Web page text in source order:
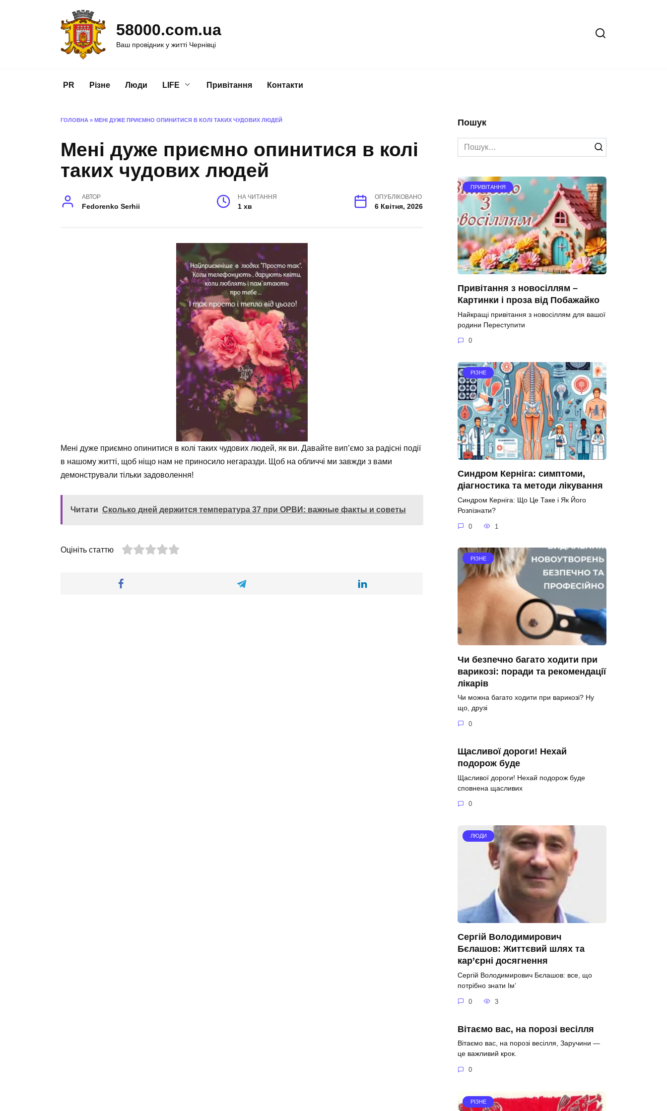
58000.com.ua
Ваш провідник у житті Чернівці
PR Різне Люди LIFE Привітання Контакти
ГОЛОВНА » МЕНІ ДУЖЕ ПРИЄМНО ОПИНИТИСЯ В КОЛІ ТАКИХ ЧУДОВИХ ЛЮДЕЙ
Мені дуже приємно опинитися в колі
таких чудових людей
АВТОР
Fedorenko Serhii
НА ЧИТАННЯ
1 хв
ОПУБЛІКОВАНО
6 Квітня, 2026
Мені дуже приємно опинитися в колі таких чудових людей, як ви. Давайте вип’ємо за радісні події
в нашому житті, щоб ніщо нам не приносило негаразди. Щоб на обличчі ми завжди з вами
демонстрували тільки задоволення!
Читати Сколько дней держится температура 37 при ОРВИ: важные факты и советы
Оцініть статтю
Пошук
Search
for:
ПРИВІТАННЯ
Привітання з новосіллям –
Картинки і проза від Побажайко
Найкращі привітання з новосіллям для вашої
родини Переступити
0
РІЗНЕ
Синдром Керніга: симптоми,
діагностика та методи лікування
Синдром Керніга: Що Це Таке і Як Його
Розпізнати?
0 1
РІЗНЕ
Чи безпечно багато ходити при
варикозі: поради та рекомендації
лікарів
Чи можна багато ходити при варикозі? Ну
що, друзі
0
Щасливої дороги! Нехай
подорож буде
Щасливої дороги! Нехай подорож буде
сповнена щасливих
0
ЛЮДИ
Сергій Володимирович
Бєлашов: Життєвий шлях та
кар’єрні досягнення
Сергій Володимирович Бєлашов: все, що
потрібно знати Ім’
0 3
Вітаємо вас, на порозі весілля
Вітаємо вас, на порозі весілля, Заручини —
це важливий крок.
0
РІЗНЕ